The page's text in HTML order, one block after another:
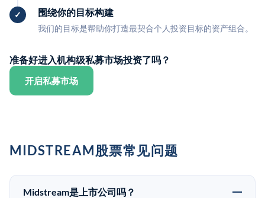
围绕你的目标构建
我们的目标是帮助你打造最契合个人投资目标的资产组合。
准备好进入机构级私募市场投资了吗？
开启私募市场
MIDSTREAM股票常见问题
Midstream是上市公司吗？